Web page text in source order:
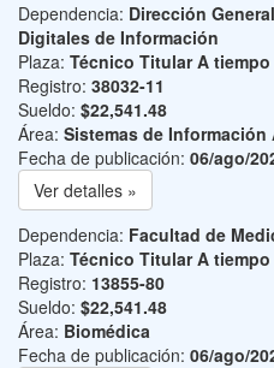
Dependencia: Dirección
Digitales de Información
Plaza: Técnico Titular A
Registro: 38032-11
Sueldo: $22,541.48
Área: Sistemas de Información
Fecha de publicación: 06/ago/
Ver detalles »
Dependencia: Facultad de
Plaza: Técnico Titular A
Registro: 13855-80
Sueldo: $22,541.48
Área: Biomédica
Fecha de publicación: 06/ago/